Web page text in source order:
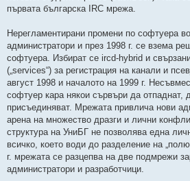
първата българска IRC мрежа.
Нерегламентирани промени по софтуера
администратори и през 1998 г. се взема
софтуера. Избират се ircd-hybrid и
(„services“) за регистрация на канали и
август 1998 и началото на 1999 г.
софтуер кара някои сървъри да отпаднат,
присъединяват. Мрежата привлича нови
арена на множество дразги и лични
структура на УниБГ не позволява една
всичко, което води до разделение на
г. мрежата се разцепва на две подмрежи
администратори и разработчици.